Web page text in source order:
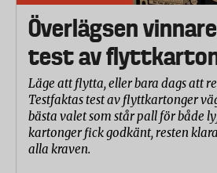
Överlägsen
test av
Läge att flytta, eller bara dags att
Testfaktas test av flyttkartonger
bästa valet som står pall för både
kartonger fick godkänt, resten
alla kraven.